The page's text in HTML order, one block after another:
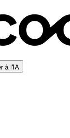
à l'IA